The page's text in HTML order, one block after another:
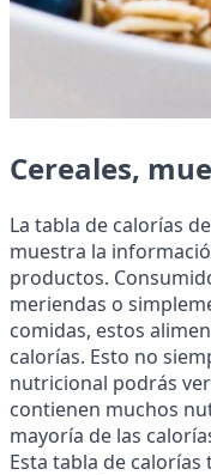
Cereales,
La tabla de calorías
muestra la
productos.
meriendas o
comidas, estos
calorías. Esto no
nutricional podrás
contienen muchos
mayoría de las
Esta tabla de